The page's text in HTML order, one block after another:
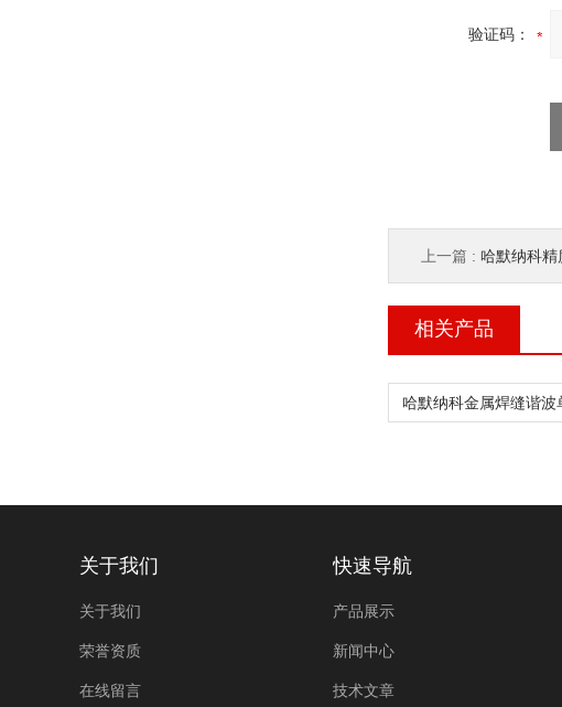
验证码：
上一篇 : 哈默纳科
相关产品
关于我们
关于我们
荣誉资质
在线留言
快速导航
产品展示
新闻中心
技术文章